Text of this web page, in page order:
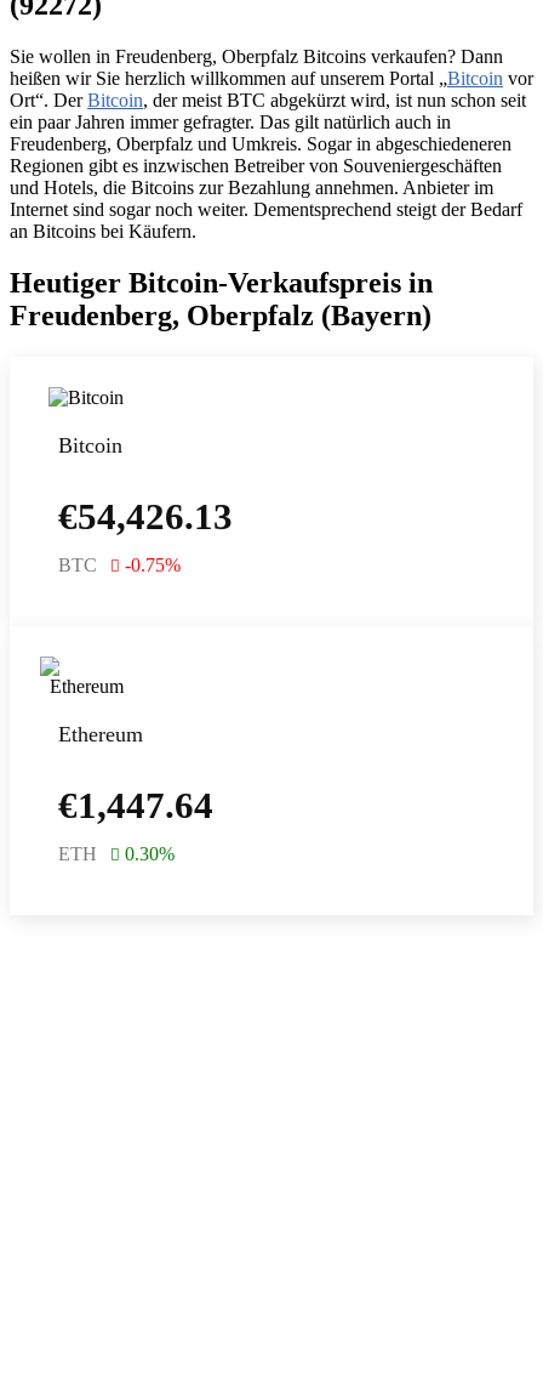
Sie wollen in Freudenberg, Oberpfalz Bitcoins verkaufen? Dann
heißen wir Sie herzlich willkommen auf unserem Portal „Bitcoin vor
Ort“. DerBitcoin, der meist BTC abgekürzt wird, ist nun schon seit
ein paar Jahren immer gefragter. Das gilt natürlich auch in
Freudenberg, Oberpfalz und Umkreis. Sogar in abgeschiedeneren
Regionen gibt es inzwischen Betreiber von Souveniergeschäften
und Hotels, die Bitcoins zur Bezahlung annehmen. Anbieter im
Internet sind sogar noch weiter. Dementsprechend steigt der Bedarf
an Bitcoins bei Käufern.
Heutiger Bitcoin-Verkaufspreis in
Freudenberg, Oberpfalz (Bayern)
Bitcoin
€54,426.13
BTC -0.75%
Ethereum
€1,447.64
ETH 0.30%